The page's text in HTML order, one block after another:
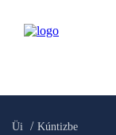
Üi Kúntizbe